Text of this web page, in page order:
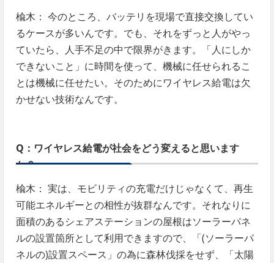
楡木： 今のところ、バッテリを現場で直接交換してい
るケースが多いんです。でも、それをずっと人がやっ
ていたら、人手不足の中で限界がきます。「人にしか
できないこと」に時間を使って、機械に任せられるこ
とは機械に任せたい。そのためにワイヤレス給電は欠
かせない技術なんです。
Q：ワイヤレス給電が社会をどう変えると思います
か？
楡木： 実は、モビリティの充電だけじゃなくて、再生
可能エネルギーとの相性が抜群なんです。それなりに
面積のあるシェアステーションの屋根はソーラーパネ
ルの設置箇所として利用できますので、「(ソーラーパ
ネルの)設置スペース」の為に森林伐採をせず、「太陽